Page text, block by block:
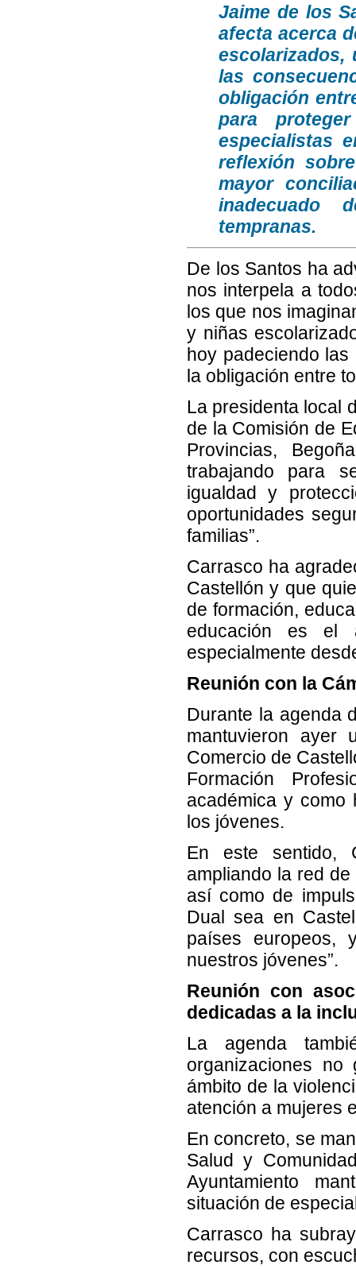
Jaime de los
afecta acerca
escolarizados,
las
obligación
para
especialistas
reflexión
mayor
inadecuado
tempranas.
De los Santos ha
nos interpela a
los que nos
y niñas
hoy padeciendo
la obligación entre
La presidenta local
de la Comisión de
Provincias,
trabajando para
igualdad y
oportunidades
familias”.
Carrasco ha
Castellón y que
de formación,
educación es el
especialmente
Reunión con la
Durante la agenda
mantuvieron ayer
Comercio de
Formación
académica y como
los jóvenes.
En este sentido,
ampliando la red
así como de
Dual sea en
países europeos,
nuestros jóvenes”.
Reunión con
dedicadas a la
La agenda
organizaciones no
ámbito de la
atención a mujeres
En concreto, se
Salud y
Ayuntamiento
situación de
Carrasco ha
recursos, con